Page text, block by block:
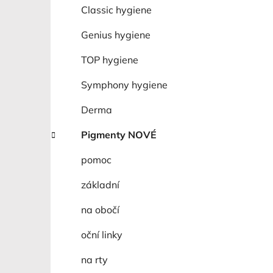
Classic hygiene
Genius hygiene
TOP hygiene
Symphony hygiene
Derma
Pigmenty NOVÉ
pomoc
základní
na obočí
oční linky
na rty